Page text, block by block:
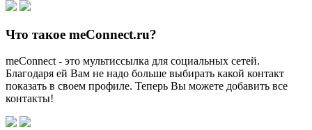
Что такое meConnect.ru?
meConnect - это мультиссылка для социальных сетей.
Благодаря ей Вам не надо больше выбирать какой контакт
показать в своем профиле. Теперь Вы можете добавить все
контакты!